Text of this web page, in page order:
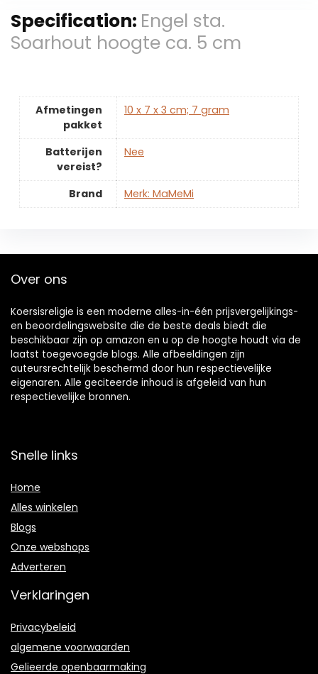
Specification: Engel sta.
Soarhout hoogte ca. 5 cm
Afmetingen
pakket
‎10 x 7 x 3 cm; 7 gram
Batterijen
vereist?
‎Nee
Brand Merk: MaMeMi
Over ons
Koersisreligie is een moderne alles-in-één prijsvergelijkings-
en beoordelingswebsite die de beste deals biedt die
beschikbaar zijn op amazon en u op de hoogte houdt via de
laatst toegevoegde blogs. Alle afbeeldingen zijn
auteursrechtelijk beschermd door hun respectievelijke
eigenaren. Alle geciteerde inhoud is afgeleid van hun
respectievelijke bronnen.
Snelle links
Home
Alles winkelen
Blogs
Onze webshops
Adverteren
Verklaringen
Privacybeleid
algemene voorwaarden
Gelieerde openbaarmaking